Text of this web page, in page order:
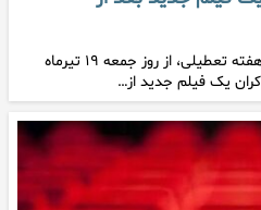
سینماهای کشور پس از حدود یک هفته تعطیلی، از روز جمعه ۱۹ تیرماه
یک فیلم جدید از…